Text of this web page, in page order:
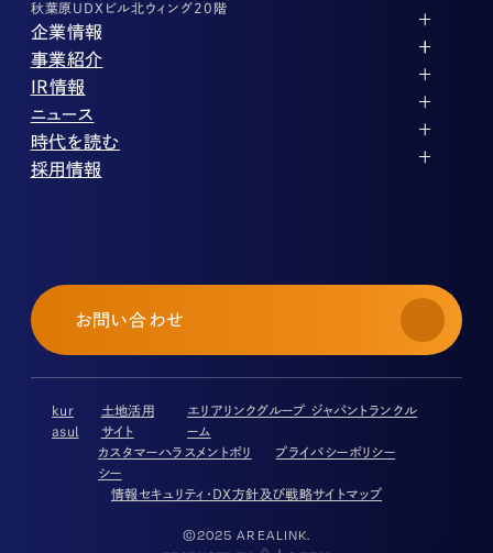
秋葉原UDXビル北ウィング20階
企業情報
代表メッセージ
企業理念
会社概要
役員紹介
沿革
コーポレートガバナンス
事業紹介
ストレージ事業
パートナー制度
ストレージライフ
土地権利整備事業
オフィス事業
アセット事業
IR情報
IRカレンダー
中期経営計画
事業等のリスク
株式・株主情報
個人投資家の皆様へ
よくある質問・用語集
IRメール登録
免責事項
ニュース
PR
IR
時代を読む
投稿一覧
採用情報
採用エントリー
お問い合わせ
kur
asul
土地活用
サイト
エリアリンクグループ ジャパントランクル
ーム
カスタマーハラスメントポリ
シー
プライバシーポリシー
情報セキュリティ・DX方針及び戦略サイトマップ
©2025 AREALINK.